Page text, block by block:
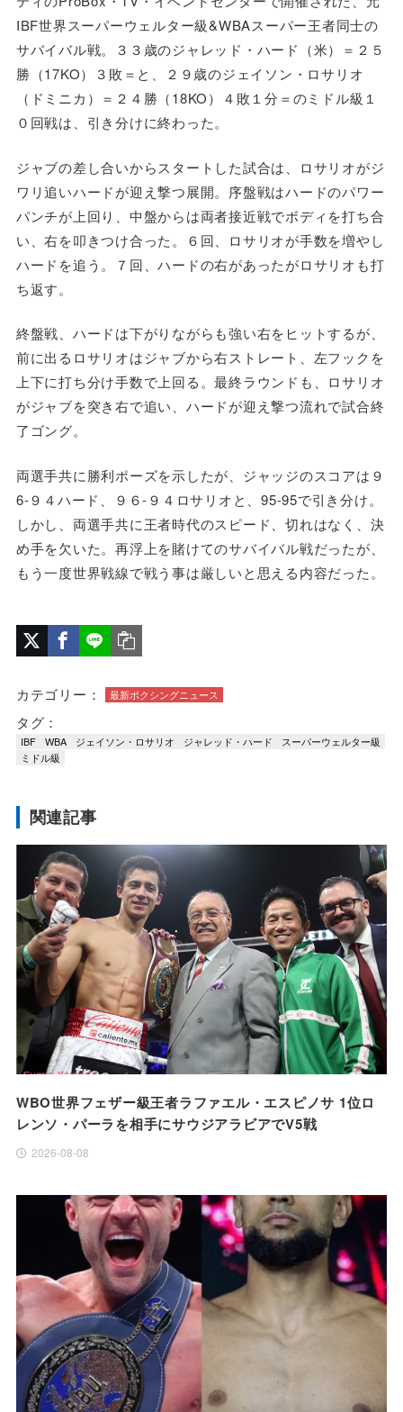
IBF世界スーパーウェルター級&WBAスーパー王者同士の
サバイバル戦。３３歳のジャレッド・ハード（米）＝２５
勝（17KO）３敗＝と、２９歳のジェイソン・ロサリオ
（ドミニカ）＝２４勝（18KO）４敗１分＝のミドル級１
０回戦は、引き分けに終わった。
ジャブの差し合いからスタートした試合は、ロサリオがジ
ワリ追いハードが迎え撃つ展開。序盤戦はハードのパワー
パンチが上回り、中盤からは両者接近戦でボディを打ち合
い、右を叩きつけ合った。６回、ロサリオが手数を増やし
ハードを追う。７回、ハードの右があったがロサリオも打
ち返す。
終盤戦、ハードは下がりながらも強い右をヒットするが、
前に出るロサリオはジャブから右ストレート、左フックを
上下に打ち分け手数で上回る。最終ラウンドも、ロサリオ
がジャブを突き右で追い、ハードが迎え撃つ流れで試合終
了ゴング。
両選手共に勝利ポーズを示したが、ジャッジのスコアは９
6‐９４ハード、９６‐９４ロサリオと、95-95で引き分け。
しかし、両選手共に王者時代のスピード、切れはなく、決
め手を欠いた。再浮上を賭けてのサバイバル戦だったが、
もう一度世界戦線で戦う事は厳しいと思える内容だった。
カテゴリー： 最新ボクシングニュース
タグ：
IBF WBA ジェイソン・ロサリオ ジャレッド・ハード
スーパーウェルター級
ミドル級
関連記事
WBO世界フェザー級王者ラファエル・エスピノサ 1位ロ
レンソ・パーラを相手にサウジアラビアでV5戦
2026-08-08